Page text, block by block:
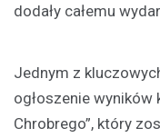
dodały całemu
Jednym z
ogłoszenie wyników
Chrobrego”, który